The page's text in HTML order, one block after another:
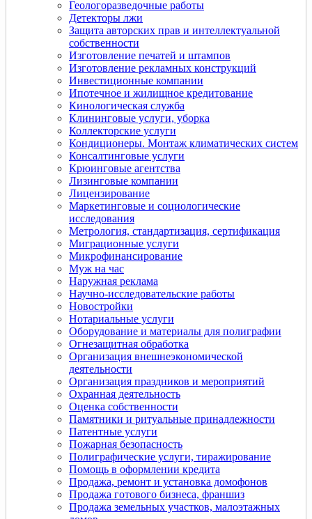
Геологоразведочные работы
Детекторы лжи
Защита авторских прав и интеллектуальной
собственности
Изготовление печатей и штампов
Изготовление рекламных конструкций
Инвестиционные компании
Ипотечное и жилищное кредитование
Кинологическая служба
Клининговые услуги, уборка
Коллекторские услуги
Кондиционеры. Монтаж климатических систем
Консалтинговые услуги
Крюинговые агентства
Лизинговые компании
Лицензирование
Маркетинговые и социологические
исследования
Метрология, стандартизация, сертификация
Миграционные услуги
Микрофинансирование
Муж на час
Наружная реклама
Научно-исследовательские работы
Новостройки
Нотариальные услуги
Оборудование и материалы для полиграфии
Огнезащитная обработка
Организация внешнеэкономической
деятельности
Организация праздников и мероприятий
Охранная деятельность
Оценка собственности
Памятники и ритуальные принадлежности
Патентные услуги
Пожарная безопасность
Полиграфические услуги, тиражирование
Помощь в оформлении кредита
Продажа, ремонт и установка домофонов
Продажа готового бизнеса, франшиз
Продажа земельных участков, малоэтажных